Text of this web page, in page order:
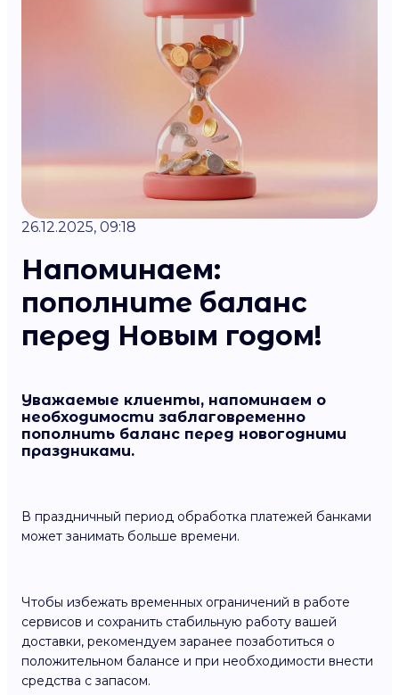
26.12.2025, 09:18
Напоминаем:
пополните баланс
перед Новым годом!
Уважаемые клиенты, напоминаем о
необходимости заблаговременно
пополнить баланс перед новогодними
праздниками.
В праздничный период обработка платежей банками
может занимать больше времени.
Чтобы избежать временных ограничений в работе
сервисов и сохранить стабильную работу вашей
доставки, рекомендуем заранее позаботиться о
положительном балансе и при необходимости внести
средства с запасом.